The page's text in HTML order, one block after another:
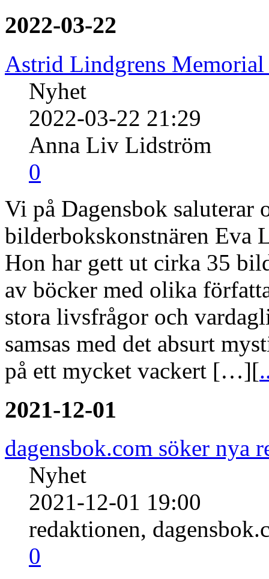
2022-03-22
Astrid Lindgrens
Nyhet
2022-03-22 21:29
Anna Liv Lidström
0
Vi på Dagensbok saluterar
bilderbokskonstnären Eva
Hon har gett ut cirka 35
av böcker med olika
stora livsfrågor och
samsas med det absurt
på ett mycket vackert […][
2021-12-01
dagensbok.com söker nya
Nyhet
2021-12-01 19:00
redaktionen,
0